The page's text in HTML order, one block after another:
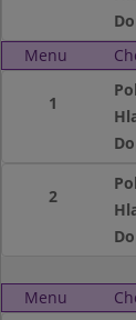
Menu
1
2
Menu